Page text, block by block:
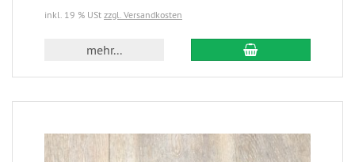
inkl. 19 % USt zzgl. Versandkosten
mehr...